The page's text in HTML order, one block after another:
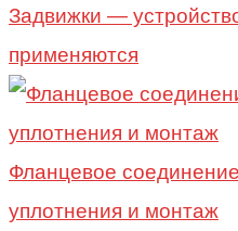
Задвижки —
применяются
Фланцевое
уплотнения и монтаж